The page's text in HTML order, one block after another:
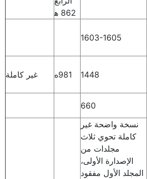
862 ه‍
1603-1605
1448 981ه غير كاملة
660
نسخة واضحة غير
كاملة تحوي ثلاث
مجلدات من
الإصدارة الأولى،
المجلد الأول مفقود